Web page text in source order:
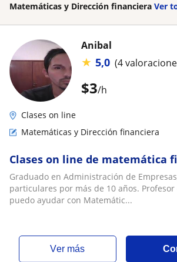
Matemáticas y Dirección financiera Ver
$3/h
Anibal
★ 5,0 (4
Clases on line
Matemáticas y Dirección financiera
Clases on line de matemática
Graduado en Administración de
particulares por más de 10 años.
puedo ayudar con Matemátic...
ver más